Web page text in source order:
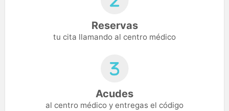
Reservas
tu cita llamando al centro médico
Acudes
al centro médico y entregas el código